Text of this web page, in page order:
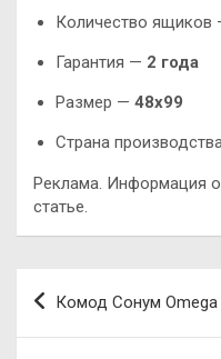
Количество ящиков
Гарантия — 2 года
Размер — 48х99
Страна
Реклама. Информация
статье.
Навигация
по
Комод Сонум